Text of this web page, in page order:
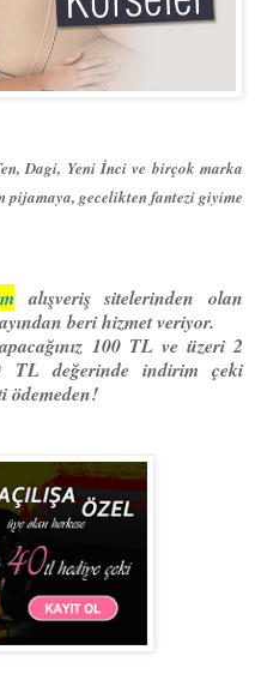
Dagi, Yeni İnci ve birçok marka
pijamaya, gecelikten fantezi giyime
alışveriş sitelerinden olan
beri hizmet veriyor.
100 TL ve üzeri 2
TL değerinde indirim çeki
ödemeden!